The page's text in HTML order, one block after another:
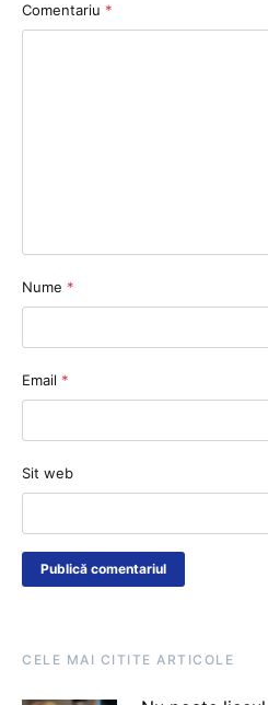
Comentariu *
Nume *
Email *
Sit web
CELE MAI CITITE ARTICOLE